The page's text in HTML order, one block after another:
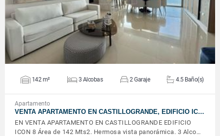
142 m² 3 Alcobas 2 Garaje 4.5 Baño(s)
Apartamento
VENTA APARTAMENTO EN CASTILLOGRANDE, EDIFICIO IC…
EN VENTA APARTAMENTO EN CASTILLOGRANDE EDIFICIO
ICON 8 Área de 142 Mts2. Hermosa vista panorámica. 3 Alco…